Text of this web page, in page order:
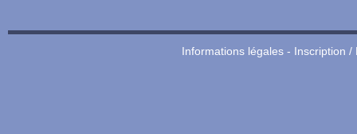
Informations légales- Inscription /